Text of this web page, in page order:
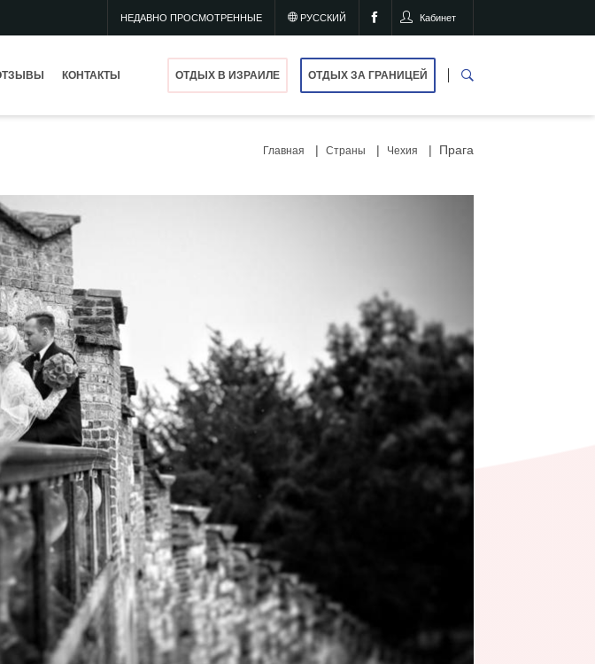
НЕДАВНО ПРОСМОТРЕННЫЕ РУССКИЙ Кабинет
КОНТАКТЫ ОТДЫХ В ИЗРАИЛЕ ОТДЫХ ЗА ГРАНИЦЕЙ
Главная Страны Чехия Прага